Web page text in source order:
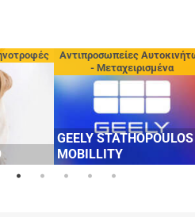
Αντιπροσωπείες
- Μεταχειρισμένα
GEELY STATHOPOULOS
MOBILLITY